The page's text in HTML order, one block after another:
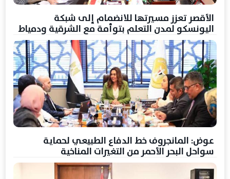
الأقصر تعزز مسيرتها للانضمام إلى شبكة
اليونسكو لمدن التعلم بتوأمة مع الشرقية ودمياط
عوض: المانجروف خط الدفاع الطبيعي لحماية
سواحل البحر الأحمر من التغيرات المناخية